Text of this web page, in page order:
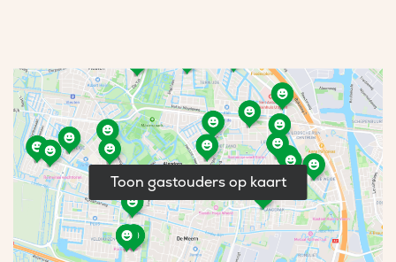
Toon gastouders op kaart